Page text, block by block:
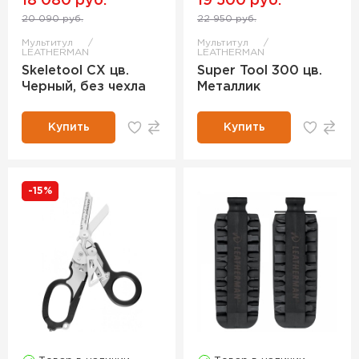
20 090 руб.
Мультитул
LEATHERMAN
Skeletool CX цв.
Черный, без чехла
Купить
22 950 руб.
Мультитул
LEATHERMAN
Super Tool 300 цв.
Металлик
Купить
-15%